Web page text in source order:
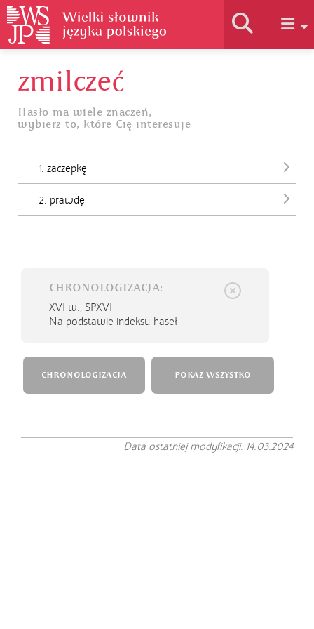
Historia słownika
Jak korzystać
zmilczeć
Hasło ma wiele znaczeń,
wybierz to, które Cię interesuje
1. zaczepkę
2. prawdę
CHRONOLOGIZACJA:
XVI w., SPXVI
Na podstawie indeksu haseł
CHRONOLOGIZACJA POKAŻ WSZYSTKO
Data ostatniej modyfikacji: 14.03.2024